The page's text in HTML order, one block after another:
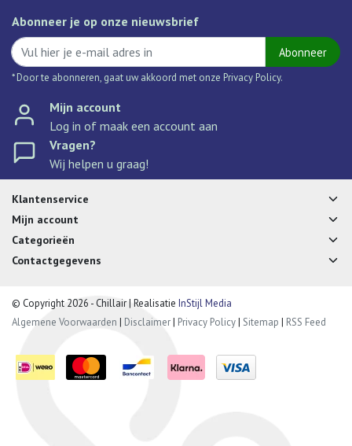
Abonneer je op onze nieuwsbrief
Abonneer
* Door te abonneren, gaat uw akkoord met onze Privacy Policy.
Mijn account
Log in of maak een account aan
Vragen?
Wij helpen u graag!
Klantenservice
Mijn account
Categorieën
Contactgegevens
© Copyright 2026 - Chillair | Realisatie InStijl Media
Algemene Voorwaarden | Disclaimer| Privacy Policy| Sitemap | RSS Feed